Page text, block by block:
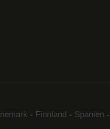
- Finnland - Spanien -